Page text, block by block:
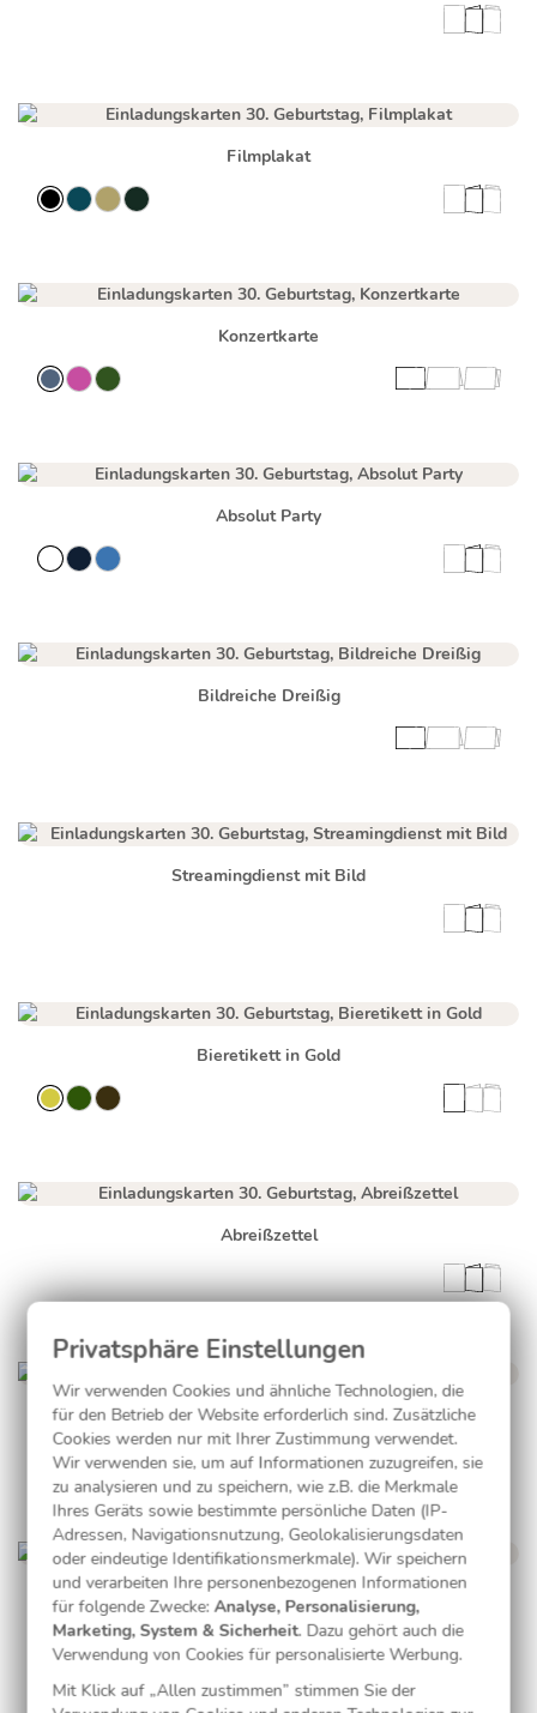
Filmplakat
Konzertkarte
Absolut Party
Bildreiche Dreißig
Streamingdienst mit Bild
Bieretikett in Gold
Abreißzettel
Bierdeckel
Bier und Burger in Braun
Wir verwenden Cookies und ähnliche Technologien, die
für den Betrieb der Website erforderlich sind. Zusätzliche
Cookies werden nur mit Ihrer Zustimmung verwendet.
Wir verwenden sie, um auf Informationen zuzugreifen, sie
zu analysieren und zu speichern, wie z.B. die Merkmale
Ihres Geräts sowie bestimmte persönliche Daten (IP-
Adressen, Navigationsnutzung, Geolokalisierungsdaten
oder eindeutige Identifikationsmerkmale). Wir speichern
und verarbeiten Ihre personenbezogenen Informationen
für folgende Zwecke:Analyse, Personalisierung,
Marketing, System & Sicherheit. Dazu gehört auch die
Verwendung von Cookies für personalisierte Werbung.
Mit Klick auf „Allen zustimmen” stimmen Sie der